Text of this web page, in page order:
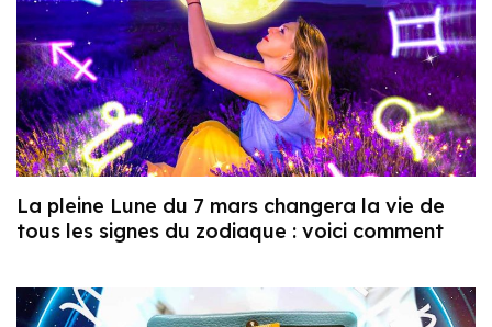
La pleine Lune du 7 mars changera la vie de
tous les signes du zodiaque : voici comment